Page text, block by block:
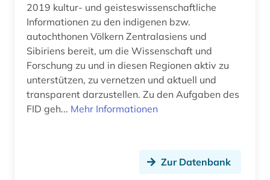
2019 kultur- und geisteswissenschaftliche
Informationen zu den indigenen bzw.
autochthonen Völkern Zentralasiens und
Sibiriens bereit, um die Wissenschaft und
Forschung zu und in diesen Regionen aktiv zu
unterstützen, zu vernetzen und aktuell und
transparent darzustellen. Zu den Aufgaben des
FID geh... Mehr Informationen
Zur Datenbank